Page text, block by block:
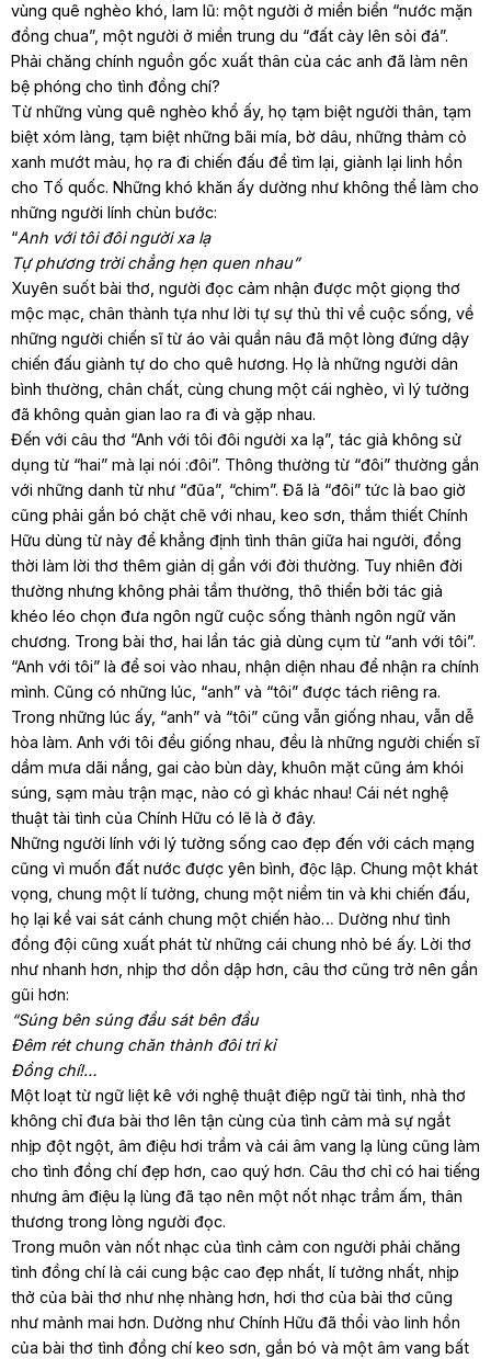
vùng quê nghèo khó, lam lũ: một người ở miền biển “nước mặn
đồng chua”, một người ở miền trung du “đất cày lên sỏi đá”.
Phải chăng chính nguồn gốc xuất thân của các anh đã làm nên
bệ phóng cho tình đồng chí?
Từ những vùng quê nghèo khổ ấy, họ tạm biệt người thân, tạm
biệt xóm làng, tạm biệt những bãi mía, bờ dâu, những thảm cỏ
xanh mướt màu, họ ra đi chiến đấu để tìm lại, giành lại linh hồn
cho Tố quốc. Những khó khăn ấy dường như không thể làm cho
những người lính chùn bước:
“Anh với tôi đôi người xa lạ
Tự phương trời chẳng hẹn quen nhau”
Xuyên suốt bài thơ, người đọc cảm nhận được một giọng thơ
mộc mạc, chân thành tựa như lời tự sự thủ thỉ về cuộc sống, về
những người chiến sĩ từ áo vải quần nâu đã một lòng đứng dậy
chiến đấu giành tự do cho quê hương. Họ là những người dân
bình thường, chân chất, cùng chung một cái nghèo, vì lý tưởng
đã không quản gian lao ra đi và gặp nhau.
Đến với câu thơ “Anh với tôi đôi người xa lạ”, tác giả không sử
dụng từ “hai” mà lại nói :đôi”. Thông thường từ “đôi” thường gắn
với những danh từ như “đũa”, “chim”. Đã là “đôi” tức là bao giờ
cũng phải gắn bó chặt chẽ với nhau, keo sơn, thắm thiết Chính
Hữu dùng từ này để khẳng định tình thân giữa hai người, đồng
thời làm lời thơ thêm giản dị gần với đời thường. Tuy nhiên đời
thường nhưng không phải tầm thường, thô thiển bởi tác giả
khéo léo chọn đưa ngôn ngữ cuộc sống thành ngôn ngữ văn
chương. Trong bài thơ, hai lần tác giả dùng cụm từ “anh với tôi”.
“Anh với tôi” là để soi vào nhau, nhận diện nhau để nhận ra chính
mình. Cũng có những lúc, “anh” và “tôi” được tách riêng ra.
Trong những lúc ấy, “anh” và “tôi” cũng vẫn giống nhau, vẫn dễ
hòa làm. Anh với tôi đều giống nhau, đều là những người chiến sĩ
dầm mưa dãi nắng, gai cào bùn dày, khuôn mặt cũng ám khói
súng, sạm màu trận mạc, nào có gì khác nhau! Cái nét nghệ
thuật tài tình của Chính Hữu có lẽ là ở đây.
Những người lính với lý tưởng sống cao đẹp đến với cách mạng
cũng vì muốn đất nước được yên bình, độc lập. Chung một khát
vọng, chung một lí tưởng, chung một niềm tin và khi chiến đấu,
họ lại kề vai sát cánh chung một chiến hào… Dường như tình
đồng đội cũng xuất phát từ những cái chung nhỏ bé ấy. Lời thơ
như nhanh hơn, nhịp thơ dồn dập hơn, câu thơ cũng trở nên gần
gũi hơn:
“Súng bên súng đầu sát bên đầu
Đêm rét chung chăn thành đôi tri kỉ
Đồng chí!…
Một loạt từ ngữ liệt kê với nghệ thuật điệp ngữ tài tình, nhà thơ
không chỉ đưa bài thơ lên tận cùng của tình cảm mà sự ngắt
nhịp đột ngột, âm điệu hơi trầm và cái âm vang lạ lùng cũng làm
cho tình đồng chí đẹp hơn, cao quý hơn. Câu thơ chỉ có hai tiếng
nhưng âm điệu lạ lùng đã tạo nên một nốt nhạc trầm ấm, thân
thương trong lòng người đọc.
Trong muôn vàn nốt nhạc của tình cảm con người phải chăng
tình đồng chí là cái cung bậc cao đẹp nhất, lí tưởng nhất, nhịp
thở của bài thơ như nhẹ nhàng hơn, hơi thơ của bài thơ cũng
như mảnh mai hơn. Dường như Chính Hữu đã thổi vào linh hồn
của bài thơ tình đồng chí keo sơn, gắn bó và một âm vang bất